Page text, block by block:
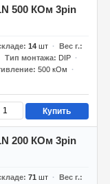
500 КОм 3pin
14шт
Вес г.
Тип монтажа
DIP
500 кОм
Купить
200 КОм 3pin
71 шт
Вес г.